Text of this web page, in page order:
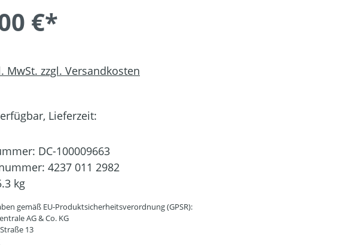
€*
MwSt. zzgl. Versandkosten
Lieferzeit:
DC-100009663
4237 011 2982
kg
gemäß EU-Produktsicherheitsverordnung (GPSR):
AG & Co. KG
13